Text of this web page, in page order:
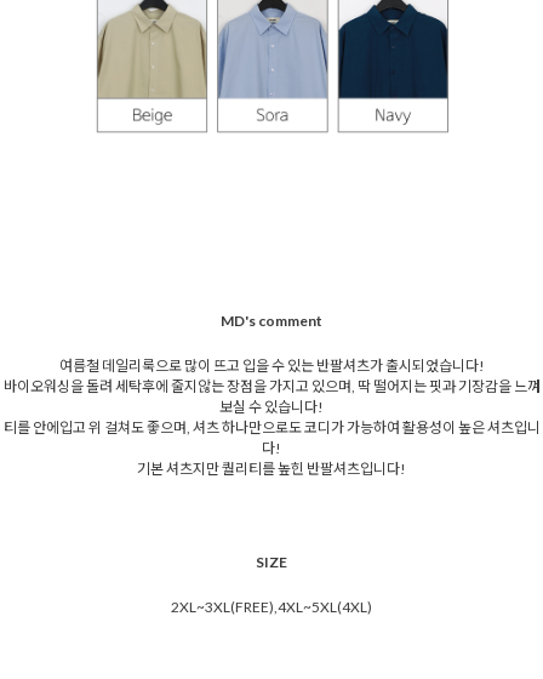
MD's comment
여름철 데일리룩으로 많이 뜨고 입을 수 있는 반팔셔츠가 출시되었습니다!
바이오워싱을 돌려 세탁후에 줄지않는 장점을 가지고 있으며, 딱 떨어지는 핏과 기장감을 느껴
보실 수 있습니다!
티를 안에입고 위 걸쳐도 좋으며, 셔츠 하나만으로도 코디가 가능하여 활용성이 높은 셔츠입니
다!
기본 셔츠지만 퀄리티를 높힌 반팔셔츠입니다!
SIZE
2XL~3XL(FREE),4XL~5XL(4XL)